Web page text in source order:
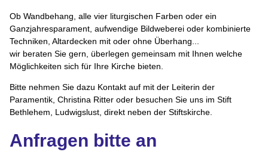
Ob Wandbehang, alle vier liturgischen Farben oder ein
Ganzjahresparament, aufwendige Bildweberei oder kombinierte
Techniken, Altardecken mit oder ohne Überhang...
wir beraten Sie gern, überlegen gemeinsam mit Ihnen welche
Möglichkeiten sich für Ihre Kirche bieten.
Bitte nehmen Sie dazu Kontakt auf mit der Leiterin der
Paramentik, Christina Ritter oder besuchen Sie uns im Stift
Bethlehem, Ludwigslust, direkt neben der Stiftskirche.
Anfragen bitte an